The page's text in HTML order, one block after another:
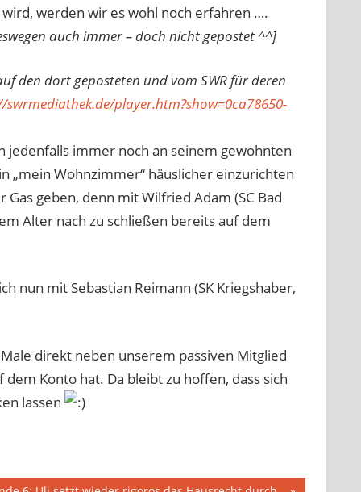
werden wir es wohl noch erfahren ….
auch immer – doch nicht gepostet ^^]
den dort geposteten und vom SWR für deren
player.htm?show=0ca78650-
jedenfalls immer noch an seinem gewohnten
„mein Wohnzimmer“ häuslicher einzurichten
Gas geben, denn mit Wilfried Adam (SC Bad
Alter nach zu schließen bereits auf dem
nun mit Sebastian Reimann (SK Kriegshaber,
direkt neben unserem passiven Mitglied
Konto hat. Da bleibt zu hoffen, dass sich
lassen